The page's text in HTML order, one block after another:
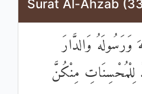
Surat Al-Ahzab
وَالدَّارَ
لِلْمُحْسِنَاتِ مِنْكُنَّ